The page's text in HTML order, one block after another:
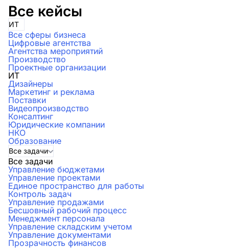
Все кейсы
ИТ
Все сферы бизнеса
Цифровые агентства
Агентства мероприятий
Производство
Проектные организации
ИТ
Дизайнеры
Маркетинг и реклама
Поставки
Видеопроизводство
Консалтинг
Юридические компании
НКО
Образование
Все задачи
Все задачи
Управление бюджетами
Управление проектами
Единое пространство для работы
Контроль задач
Управление продажами
Бесшовный рабочий процесс
Менеджмент персонала
Управление складским учетом
Управление документами
Прозрачность финансов